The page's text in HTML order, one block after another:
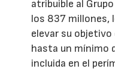
atribuible al
los 837 millones,
elevar su
hasta un mínimo
incluida en el